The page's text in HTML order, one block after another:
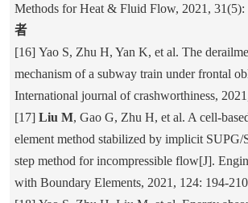
Methods for Heat & Fluid Flow, 2021, 31(5):
者
[16] Yao S, Zhu H, Yan K, et al. The
mechanism of a subway train under frontal
International journal of crashworthiness,
[17] Liu M, Gao G, Zhu H, et al. A cell-
element method stabilized by implicit SUPG/
step method for incompressible flow[J].
with Boundary Elements, 2021, 124: 194-